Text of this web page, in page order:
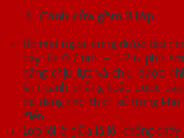
Cánh cửa gồm 3 lớp
Bề mặt ngoài cùng được tạo
dày từ 0.7mm – 1.2m phủ
năng chịu lực và chịu được
làm cánh phẳng hoặc được
đa dạng cho thiết kế trong
điển.
Lớp lõi ở giữa là lõi chống